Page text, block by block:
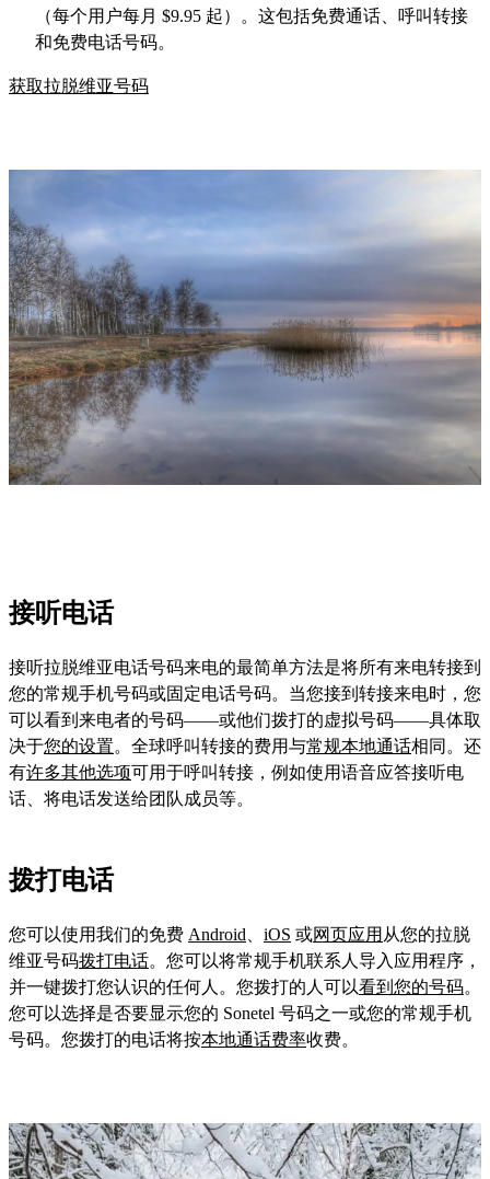
（每个用户每月 $9.95 起）。这包括免费通话、呼叫转接
和免费电话号码。
获取拉脱维亚号码
接听电话
接听拉脱维亚电话号码来电的最简单方法是将所有来电转接到
您的常规手机号码或固定电话号码。当您接到转接来电时，您
可以看到来电者的号码——或他们拨打的虚拟号码——具体取
决于您的设置。全球呼叫转接的费用与常规本地通话相同。还
有许多其他选项可用于呼叫转接，例如使用语音应答接听电
话、将电话发送给团队成员等。
拨打电话
您可以使用我们的免费 Android iOS 或网页应用 从您的拉脱
维亚号码拨打电话。您可以将常规手机联系人导入应用程序，
并一键拨打您认识的任何人。您拨打的人可以看到您的号码。
您可以选择是否要显示您的 Sonetel 号码之一或您的常规手机
号码。您拨打的电话将按本地通话费率收费。